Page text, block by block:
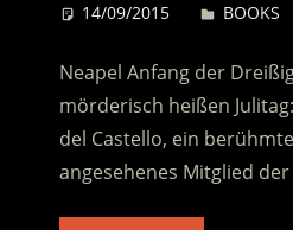
14/09/2015 Desiree
BOOKS
Neapel Anfang der
mörderisch heißen
del Castello, ein
angesehenes Mitglied der